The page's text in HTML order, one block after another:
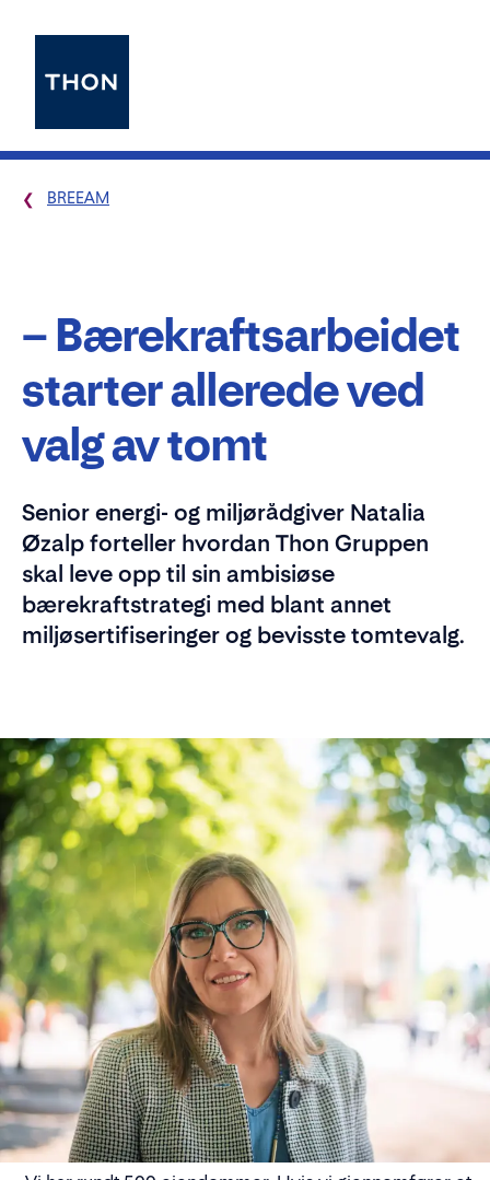
BREEAM
– Bærekraftsarbeidet
starter allerede ved
valg av tomt
Senior energi- og miljørådgiver Natalia
Øzalp forteller hvordan Thon Gruppen
skal leve opp til sin ambisiøse
bærekraftstrategi med blant annet
miljøsertifiseringer og bevisste tomtevalg.